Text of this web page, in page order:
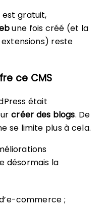
est gratuit,
une fois créé (et la
reste
ce CMS
était
créer des blogs. De
se limite plus à cela.
désormais la
commerce ;